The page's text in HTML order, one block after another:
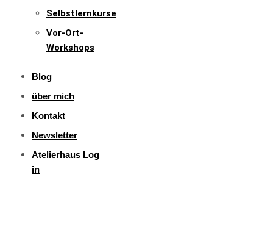
Selbstlernkurse
Vor-Ort-
Workshops
Blog
über mich
Kontakt
Newsletter
Atelierhaus Log
in